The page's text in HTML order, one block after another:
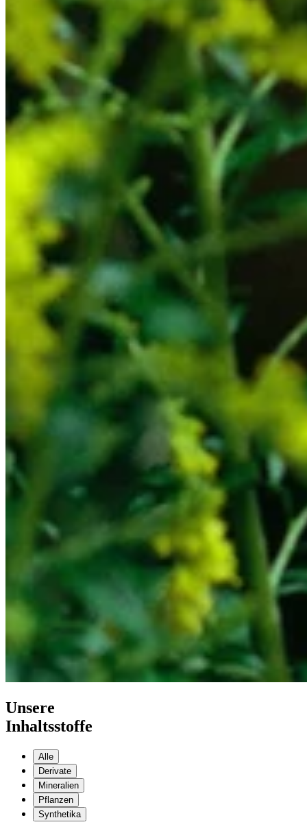
Unsere
Inhaltsstoffe
Alle
Derivate
Mineralien
Pflanzen
Synthetika